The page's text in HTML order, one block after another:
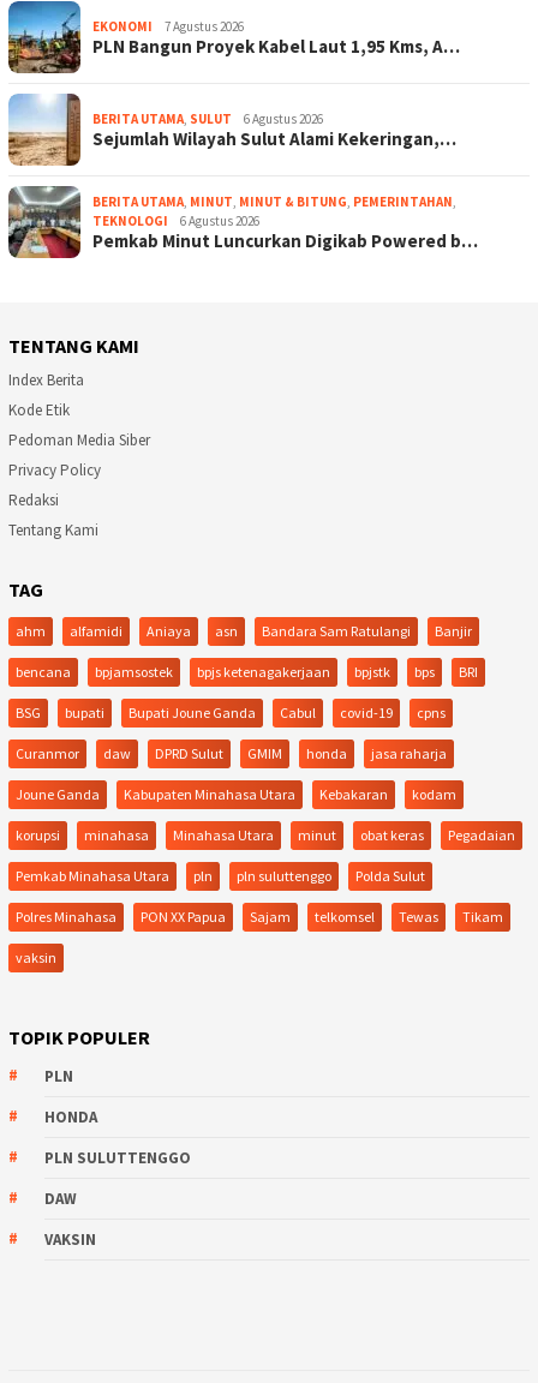
EKONOMI 7 Agustus 2026
PLN Bangun Proyek Kabel Laut 1,95 Kms, A…
BERITA UTAMA, SULUT 6 Agustus 2026
Sejumlah Wilayah Sulut Alami Kekeringan,…
BERITA UTAMA, MINUT, MINUT & BITUNG, PEMERINTAHAN,
TEKNOLOGI
6 Agustus 2026
Pemkab Minut Luncurkan Digikab Powered b…
TENTANG KAMI
Index Berita
Kode Etik
Pedoman Media Siber
Privacy Policy
Redaksi
Tentang Kami
TAG
ahm alfamidi Aniaya asn Bandara Sam Ratulangi Banjir
bencana bpjamsostek bpjs ketenagakerjaan bpjstk bps BRI
BSG bupati Bupati Joune Ganda Cabul covid-19 cpns
Curanmor daw DPRD Sulut GMIM honda jasa raharja
Joune Ganda Kabupaten Minahasa Utara Kebakaran kodam
korupsi minahasa Minahasa Utara minut obat keras Pegadaian
Pemkab Minahasa Utara pln pln suluttenggo Polda Sulut
Polres Minahasa PON XX Papua Sajam telkomsel Tewas Tikam
vaksin
TOPIK POPULER
PLN
HONDA
PLN SULUTTENGGO
DAW
VAKSIN